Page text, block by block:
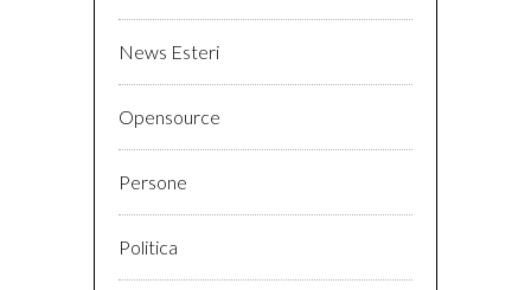
News Esteri
Opensource
Persone
Politica